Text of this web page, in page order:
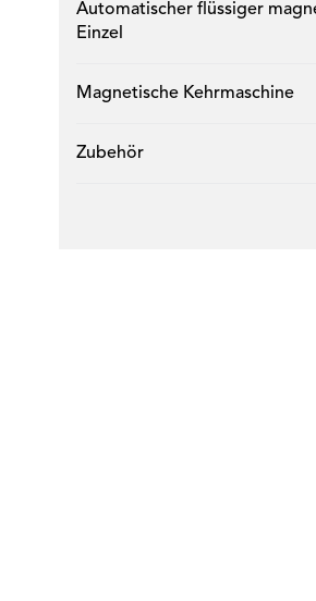
Automatischer flüssiger
Einzel
Magnetische Kehrmaschine
Zubehör